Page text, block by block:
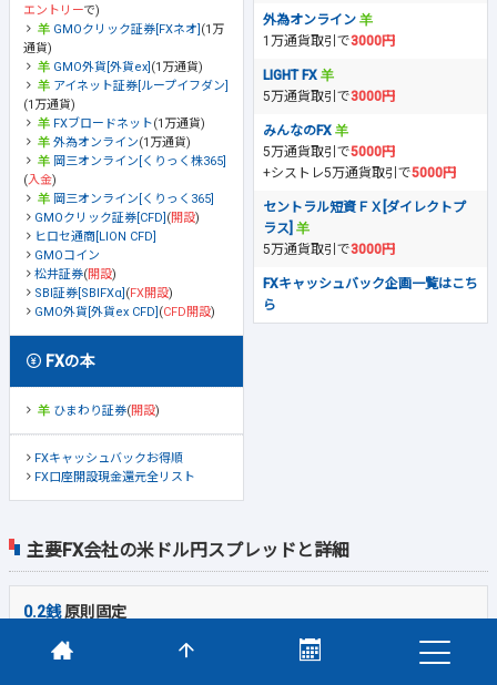
主要FX会社の米ドル円スプレッドと詳細
0.2銭原則固定
GMOクリック証券
エントリーで)
GMOクリック証券[FXネオ] (1万
通貨)
GMO外貨[外貨ex] (1万通貨)
アイネット証券[ループイフダン]
(1万通貨)
FXブロードネット(1万通貨)
外為オンライン(1万通貨)
岡三オンライン[くりっく株365]
(入金)
岡三オンライン[くりっく365]
GMOクリック証券[CFD] (開設)
ヒロセ通商[LION CFD]
GMOコイン
松井証券(開設)
SBI証券[SBIFXα] (FX開設)
GMO外貨[外貨ex CFD] (CFD開設)
FXの本
ひまわり証券(開設)
FXキャッシュバックお得順
FX口座開設現金還元全リスト
外為オンライン
1万通貨取引で3000円
LIGHT FX
5万通貨取引で3000円
みんなのFX
5万通貨取引で5000円
+シストレ5万通貨取引で5000円
セントラル短資ＦＸ[ダイレクトプ
ラス]
5万通貨取引で3000円
FXキャッシュバック企画一覧はこち
ら